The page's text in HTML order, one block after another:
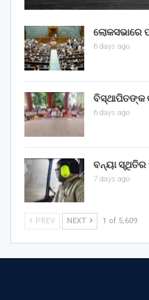
ଲୋକସଭାରେ
6 days ago
ବିସ୍ଥାପିତଙ୍କ
6 days ago
ବନ୍ୟା ସ୍ଥିତିର
7 days ago
PREV NEXT 1 of 5,609